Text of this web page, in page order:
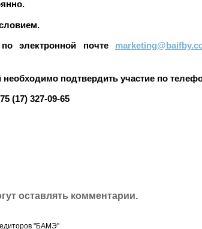
электронной почте
подтвердить участие по
(17) 327-09-65
оставлять комментарии.
"БАМЭ"